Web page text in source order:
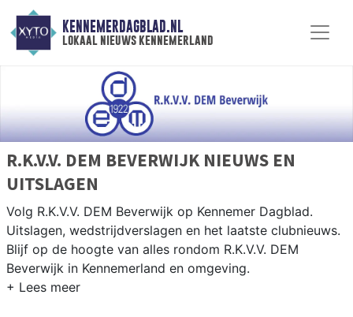
KENNEMERDAGBLAD.NL
lokaal nieuws kennemerland
R.K.V.V. DEM BEVERWIJK NIEUWS EN
UITSLAGEN
Volg R.K.V.V. DEM Beverwijk op Kennemer Dagblad.
Uitslagen, wedstrijdverslagen en het laatste clubnieuws.
Blijf op de hoogte van alles rondom R.K.V.V. DEM
Beverwijk in Kennemerland en omgeving.